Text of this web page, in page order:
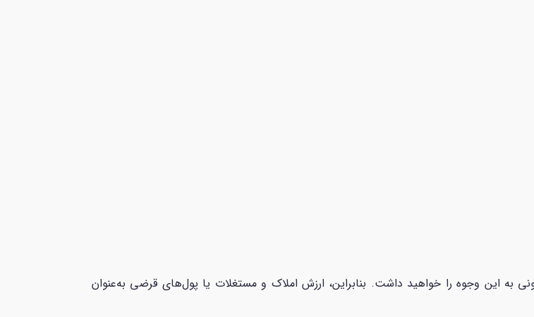
به این وجوه را خواهید داشت. بنابراین، ارزش املاک و مستغلات یا پول‌های قرضی به‌عنوان